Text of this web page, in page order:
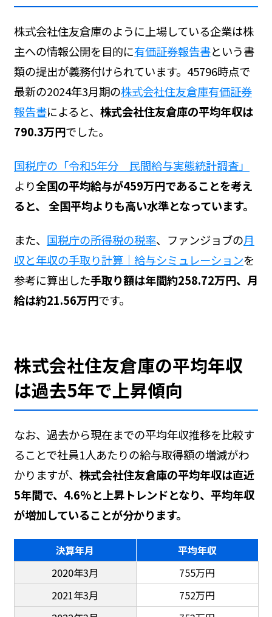
株式会社住友倉庫のように上場している企業は株
主への情報公開を目的に有価証券報告書という書
類の提出が義務付けられています。45796時点で
最新の2024年3月期の株式会社住友倉庫有価証券
報告書によると、 株式会社住友倉庫の平均年収は
790.3万円でした。
国税庁の「令和5年分 民間給与実態統計調査」
より全国の平均給与が459万円であることを考え
ると、 全国平均よりも高い水準となっています。
また、 国税庁の所得税の税率、ファンジョブの月
収と年収の手取り計算｜給与シミュレーションを
参考に算出した手取り額は年間約258.72万円、月
給は約21.56万円です。
株式会社住友倉庫の平均年収
は過去5年で上昇傾向
なお、過去から現在までの平均年収推移を比較す
ることで社員1人あたりの給与取得額の増減がわ
かりますが、 株式会社住友倉庫の平均年収は直近
5年間で、4.6%と上昇トレンドとなり、平均年収
が増加していることが分かります。
決算年月
平均年収
2020年3月
755万円
2021年3月
752万円